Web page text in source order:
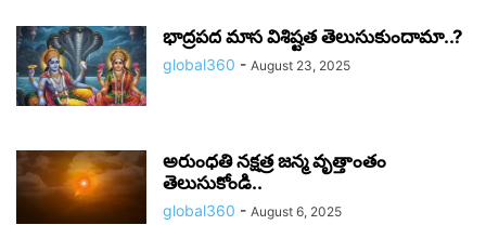
భాద్రపద మాస విశిష్టత తెలుసుకుందామా..?
global360 - August 23, 2025
అరుంధతి నక్షత్ర జన్మ వృత్తాంతం
తెలుసుకోండి..
global360 - August 6, 2025